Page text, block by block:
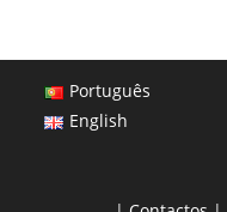
Português
English